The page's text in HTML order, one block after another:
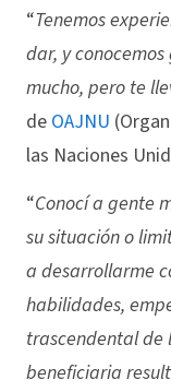
“Tenemos
dar, y
mucho, pero te
de OAJNU
las Naciones
“Conocí a gente
su situación o
a desarrollarme
habilidades,
trascendental de
beneficiaria